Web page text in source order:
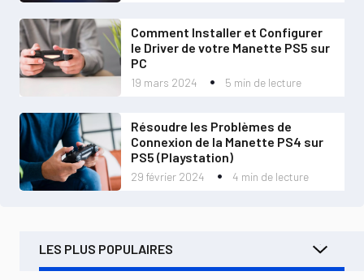
19 mars 2024 5 min de lecture
Comment Installer et Configurer
le Driver de votre Manette PS5 sur
PC
29 février 2024 4 min de lecture
Résoudre les Problèmes de
Connexion de la Manette PS4 sur
PS5 (Playstation)
LES PLUS POPULAIRES